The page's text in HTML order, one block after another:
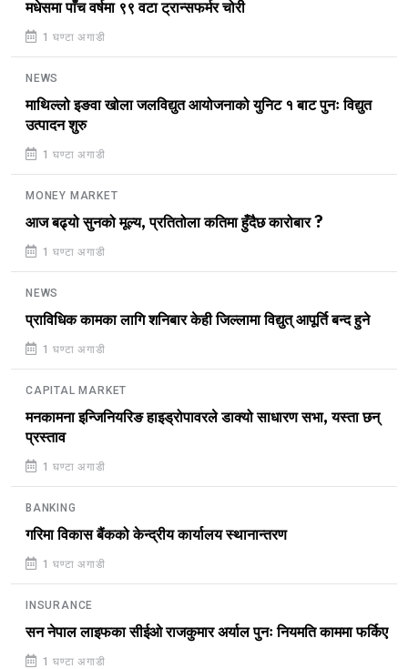
मधेसमा पाँच वर्षमा ९९ वटा ट्रान्सफर्मर चोरी
1 घण्टा अगाडी
NEWS
माथिल्लो इङवा खोला जलविद्युत आयोजनाको युनिट १ बाट पुनः विद्युत
उत्पादन शुरु
1 घण्टा अगाडी
MONEY MARKET
आज बढ्यो सुनको मूल्य, प्रतितोला कतिमा हुँदैछ कारोबार ?
1 घण्टा अगाडी
NEWS
प्राविधिक कामका लागि शनिबार केही जिल्लामा विद्युत् आपूर्ति बन्द हुने
1 घण्टा अगाडी
CAPITAL MARKET
मनकामना इन्जिनियरिङ हाइड्रोपावरले डाक्यो साधारण सभा, यस्ता छन्
प्रस्ताव
1 घण्टा अगाडी
BANKING
गरिमा विकास बैंकको केन्द्रीय कार्यालय स्थानान्तरण
1 घण्टा अगाडी
INSURANCE
सन नेपाल लाइफका सीईओ राजकुमार अर्याल पुनः नियमति काममा फर्किए
1 घण्टा अगाडी